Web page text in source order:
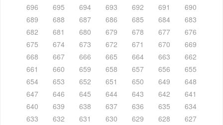
696
695 694 693 692 691
690
689
688 687 686 685 684
683
682
681 680 679 678 677
676
675
674 673 672 671 670
669
668
667 666 665 664 663
662
661
660 659 658 657 656
655
654
653 652 651 650 649
648
647
646 645 644 643 642
641
640
639 638 637 636 635
634
633
632 631 630 629 628
627